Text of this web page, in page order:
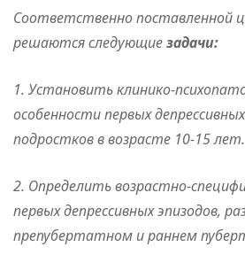
Соответственно поставленной
решаются следующиезадачи:
1. Установить клинико-
особенности первых
подростков в возрасте 10-15 лет.
2. Определить возрастно-
первых депрессивных эпизодов,
препубертатном и раннем